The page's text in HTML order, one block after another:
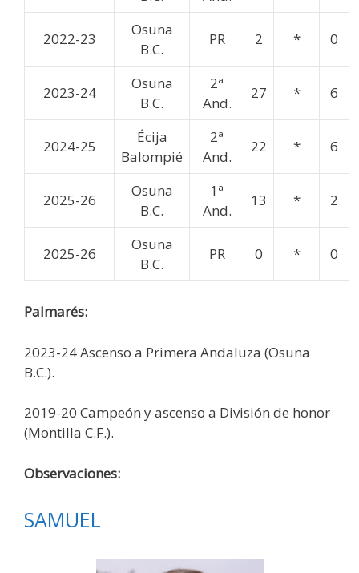
2022-23
Osuna
B.C.
PR 2 * 0
2023-24
Osuna
B.C.
2ª
And.
27 * 6
2024-25
Écija
Balompié
2ª
And.
22 * 6
2025-26
Osuna
B.C.
1ª
And.
13 * 2
2025-26
Osuna
B.C.
PR 0 * 0
Palmarés:
2023-24 Ascenso a Primera Andaluza (Osuna
B.C.).
2019-20 Campeón y ascenso a División de honor
(Montilla C.F.).
Observaciones:
SAMUEL